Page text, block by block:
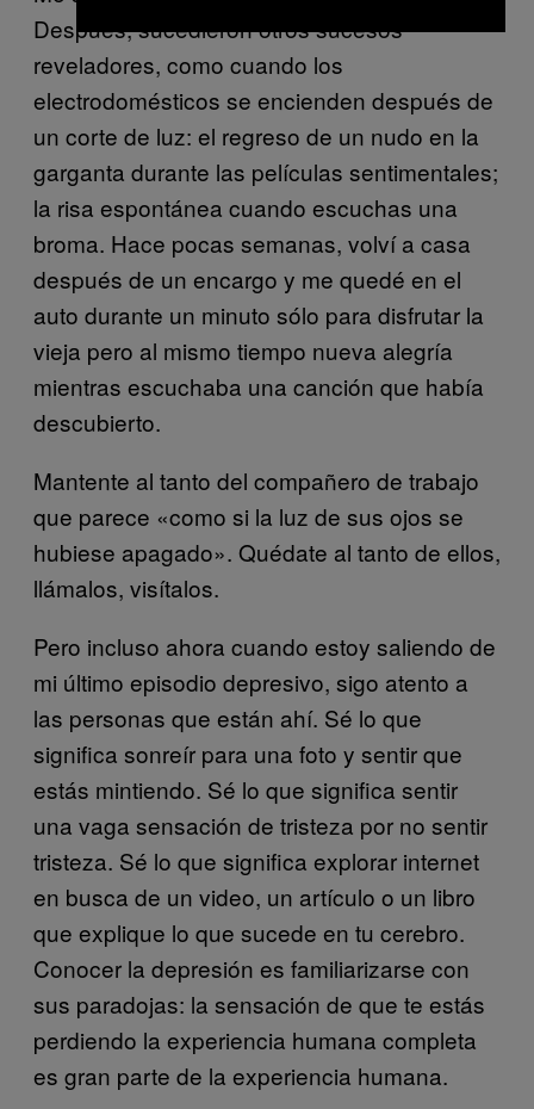
Después, sucedieron otros sucesos
reveladores, como cuando los
electrodomésticos se encienden después de
un corte de luz: el regreso de un nudo en la
garganta durante las películas sentimentales;
la risa espontánea cuando escuchas una
broma. Hace pocas semanas, volví a casa
después de un encargo y me quedé en el
auto durante un minuto sólo para disfrutar la
vieja pero al mismo tiempo nueva alegría
mientras escuchaba una canción que había
descubierto.
Mantente al tanto del compañero de trabajo
que parece «como si la luz de sus ojos se
hubiese apagado». Quédate al tanto de ellos,
llámalos, visítalos.
Pero incluso ahora cuando estoy saliendo de
mi último episodio depresivo, sigo atento a
las personas que están ahí. Sé lo que
significa sonreír para una foto y sentir que
estás mintiendo. Sé lo que significa sentir
una vaga sensación de tristeza por no sentir
tristeza. Sé lo que significa explorar internet
en busca de un video, un artículo o un libro
que explique lo que sucede en tu cerebro.
Conocer la depresión es familiarizarse con
sus paradojas: la sensación de que te estás
perdiendo la experiencia humana completa
es gran parte de la experiencia humana.